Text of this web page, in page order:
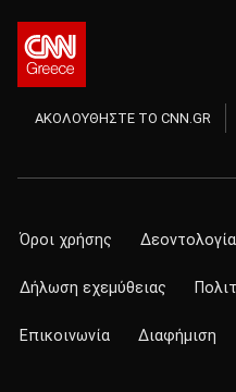
ΑΚΟΛΟΥΘΗΣΤΕ ΤΟ CNN.GR
Όροι χρήσης Δεοντολογία
Δήλωση εχεμύθειας
Επικοινωνία Διαφήμιση